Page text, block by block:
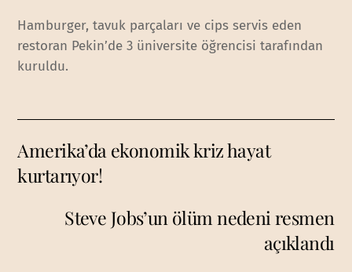
Hamburger, tavuk parçaları ve cips servis eden
restoran Pekin’de 3 üniversite öğrencisi tarafından
kuruldu.
Amerika’da ekonomik kriz hayat
kurtarıyor!
Steve Jobs’un ölüm nedeni resmen
açıklandı